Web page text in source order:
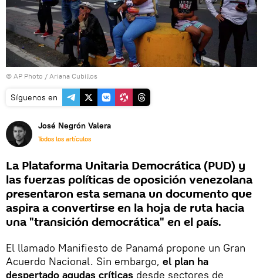
© AP Photo / Ariana Cubillos
Síguenos en
José Negrón Valera
Todos los artículos
La Plataforma Unitaria Democrática (PUD) y
las fuerzas políticas de oposición venezolana
presentaron esta semana un documento que
aspira a convertirse en la hoja de ruta hacia
una "transición democrática" en el país.
El llamado Manifiesto de Panamá propone un Gran
Acuerdo Nacional. Sin embargo, el plan ha
despertado agudas críticas desde sectores de